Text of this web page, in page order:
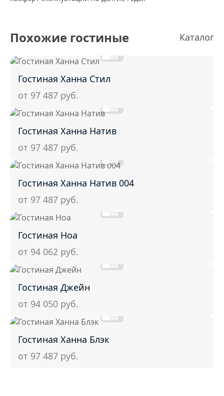
Похожие гостиные Каталог
Гостиная Ханна Стил
от 97 487 руб.
Гостиная Ханна Натив
от 97 487 руб.
Гостиная Ханна Натив 004
от 97 487 руб.
Гостиная Ноа
от 94 062 руб.
Гостиная Джейн
от 94 050 руб.
Гостиная Ханна Блэк
от 97 487 руб.